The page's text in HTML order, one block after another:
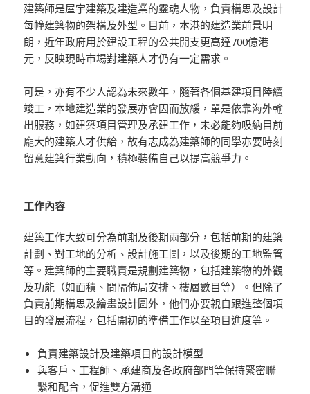
建築師是屋宇建築及建造業的靈魂人物，負責構思及設計
每幢建築物的架構及外型。目前，本港的建造業前景明
朗，近年政府用於建設工程的公共開支更高達700億港
元，反映現時市場對建築人才仍有一定需求。
可是，亦有不少人認為未來數年，隨著各個基建項目陸續
竣工，本地建造業的發展亦會因而放緩，單是依靠海外輸
出服務，如建築項目管理及承建工作，未必能夠吸納目前
龐大的建築人才供給，故有志成為建築師的同學亦要時刻
留意建築行業動向，積極裝備自己以提高競爭力。
工作內容
建築工作大致可分為前期及後期兩部分，包括前期的建築
計劃、對工地的分析、設計施工圖，以及後期的工地監管
等。建築師的主要職責是規劃建築物，包括建築物的外觀
及功能（如面積、間隔佈局安排、樓層數目等）。但除了
負責前期構思及繪畫設計圖外，他們亦要親自跟進整個項
目的發展流程，包括開初的準備工作以至項目進度等。
負責建築設計及建築項目的設計模型
與客戶、工程師、承建商及各政府部門等保持緊密聯
繫和配合，促進雙方溝通